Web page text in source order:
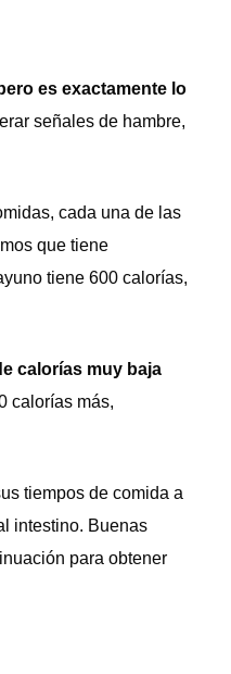
es exactamente lo
señales de hambre,
cada una de las
que tiene
tiene 600 calorías,
calorías muy baja
calorías más,
tiempos de comida a
intestino. Buenas
para obtener